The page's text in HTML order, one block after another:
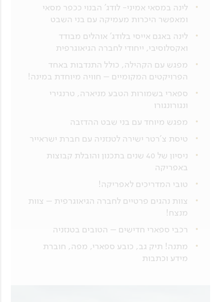
לינה במסאי אמיני- לודג' הבנוי ככפר מסאי
ומאפשר היכרות מעמיקה עם בני השבט
לינה באגם אייסי בלודג' אוהלים מבודד
ואקסלוסיבי, ייחודי לחברה הגיאוגרפית
מפגש עם הקהילה, כולל התנדבות באחד
הפרויקטים המקומיים – חוויה מיוחדת במינה!
ספארי בשמורות הטבע מניארה, טרנגירי
ונגורונגורו
מפגש מיוחד עם בני שבט ההדזבה
טיסת צ'רטר ישירה לטנזניה עם חברת ישראייר
ניסיון של 40 שנים בתכנון והובלת קבוצות
באפריקה
טובי המדריכים לאפריקה!
צוות נהגים פרטיים לחברה הגיאוגרפית – צוות
מנצח!
רכבי ספארי חדישים – הטובים בטנזניה
מתנה! תיק גב, כובע ספארי, מפה, חוברת
מידע וכתבות